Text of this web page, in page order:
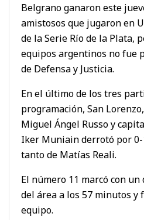
Belgrano ganaron este
amistosos que jugaron en
de la Serie Río de la Plata,
equipos argentinos no fue
de Defensa y Justicia.
En el último de los tres
programación, San
Miguel Ángel Russo y
Iker Muniain derrotó por
tanto de Matías Reali.
El número 11 marcó con
del área a los 57 minutos y
equipo.